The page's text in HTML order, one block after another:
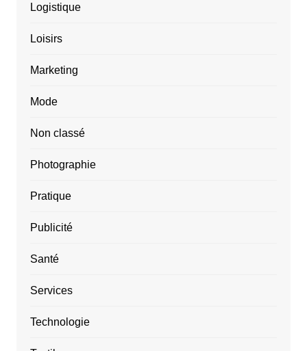
Logistique
Loisirs
Marketing
Mode
Non classé
Photographie
Pratique
Publicité
Santé
Services
Technologie